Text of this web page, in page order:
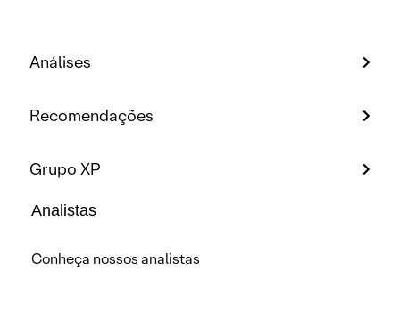
Análises
Recomendações
Grupo XP
Analistas
Conheça nossos analistas